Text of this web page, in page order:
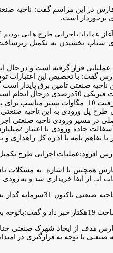
این مراسم گفت: ناحیه صنعتی
برخوردار است.
عملیات اجرایی طرح هایی بودیم
عملیاتی قرار گرفته است و در حال
گفت: با تخصیص این اعتبارات
می‌شود.
در مسیر ورودی ناحیه صنعتی
وي
با تفاهم نامه با اداره کل
طرح تكميل و تجهيز ساختمان نگهبانی
با اشاره به مشکلات
قرار می‌گیرد.
هدف از ایجاد شهرک صنعتی
صنعتی با توجه به قرارگیری در